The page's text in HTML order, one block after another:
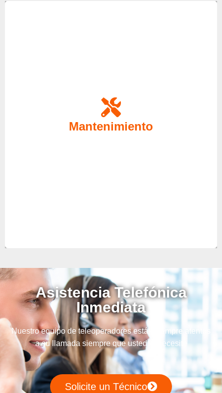
Mantenimiento
nuestro servicio técnico especializado, gracias a
ello nos anticiparemos a futuras averías además de
ayudarle a reducir el gasto energético debido a
Asistencia Telefónica
Inmediata
Nuestro equipo de teleoperadores están siempre atentos
a su llamada siempre que usted lo necesite
Solicite un Técnico